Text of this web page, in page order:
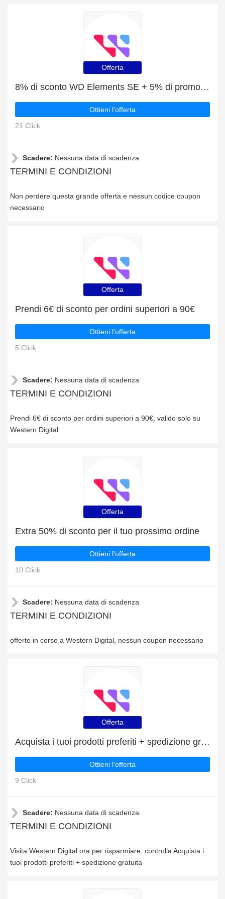
Offerta
8% di sconto WD Elements SE + 5% di promozione
Ottieni l'offerta
21 Click
Scadere: Nessuna data di scadenza
TERMINI E CONDIZIONI
Non perdere questa grande offerta e nessun codice coupon
necessario
Offerta
Prendi 6€ di sconto per ordini superiori a 90€
Ottieni l'offerta
5 Click
Scadere: Nessuna data di scadenza
TERMINI E CONDIZIONI
Prendi 6€ di sconto per ordini superiori a 90€, valido solo su
Western Digital
Offerta
Extra 50% di sconto per il tuo prossimo ordine
Ottieni l'offerta
10 Click
Scadere: Nessuna data di scadenza
TERMINI E CONDIZIONI
offerte in corso a Western Digital, nessun coupon necessario
Offerta
Acquista i tuoi prodotti preferiti + spedizione gratuita
Ottieni l'offerta
9 Click
Scadere: Nessuna data di scadenza
TERMINI E CONDIZIONI
Visita Western Digital ora per risparmiare, controlla Acquista i
tuoi prodotti preferiti + spedizione gratuita